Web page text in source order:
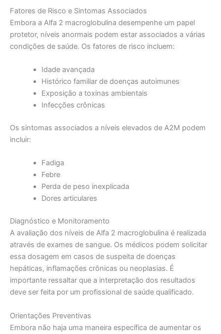
Fatores de Risco e Sintomas Associados
Embora a Alfa 2 macroglobulina desempenhe um papel
protetor, níveis anormais podem estar associados a várias
condições de saúde. Os fatores de risco incluem:
Idade avançada
Histórico familiar de doenças autoimunes
Exposição a toxinas ambientais
Infecções crônicas
Os sintomas associados a níveis elevados de A2M podem
incluir:
Fadiga
Febre
Perda de peso inexplicada
Dores articulares
Diagnóstico e Monitoramento
A avaliação dos níveis de Alfa 2 macroglobulina é realizada
através de exames de sangue. Os médicos podem solicitar
essa dosagem em casos de suspeita de doenças
hepáticas, inflamações crônicas ou neoplasias. É
importante ressaltar que a interpretação dos resultados
deve ser feita por um profissional de saúde qualificado.
Orientações Preventivas
Embora não haja uma maneira específica de aumentar os